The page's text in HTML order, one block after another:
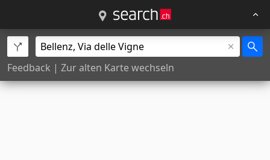
Feedback | Zur alten Karte wechseln